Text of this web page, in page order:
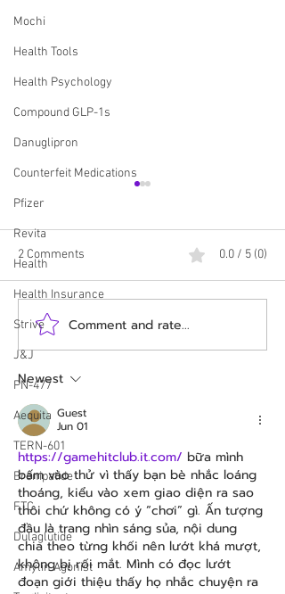
Mochi
Health Tools
Health Psychology
Compound GLP-1s
Danuglipron
Counterfeit Medications
Pfizer
Revita
Health
Health Insurance
Strive
J&J
PN-477
Aequita
TERN-601
Brenipatide
FTC
Dulaglutide
Amylin Agonist
HUGE! Employers Can Now
Offer Zepbound Through
2 Comments 0.0 / 5 (0)
Comment and rate...
Newest
Guest
Jun 01
https://gamehitclub.it.com/ bữa mình
bấm vào thử vì thấy bạn bè nhắc loáng
thoáng, kiểu vào xem giao diện ra sao
thôi chứ không có ý “chơi” gì. Ấn tượng
đầu là trang nhìn sáng sủa, nội dung
chia theo từng khối nên lướt khá mượt,
không bị rối mắt. Mình có đọc lướt
đoạn giới thiệu thấy họ nhắc chuyện ra